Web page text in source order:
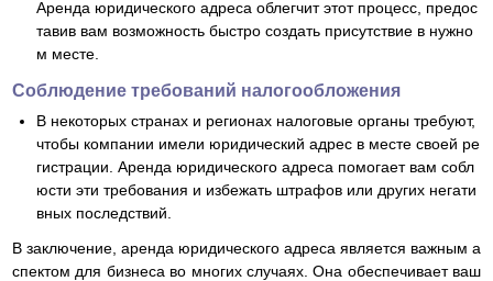
Аренда юридического адреса облегчит этот процесс, предос
тавив вам возможность быстро создать присутствие в нужно
м месте.
Соблюдение требований налогообложения
В некоторых странах и регионах налоговые органы требуют,
чтобы компании имели юридический адрес в месте своей ре
гистрации. Аренда юридического адреса помогает вам собл
юсти эти требования и избежать штрафов или других негати
вных последствий.
В заключение, аренда юридического адреса является важным а
спектом для бизнеса во многих случаях. Она обеспечивает ваш